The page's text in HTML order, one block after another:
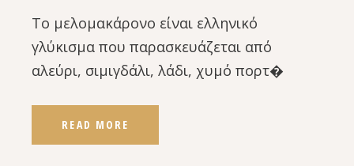
Το μελομακάρονο είναι ελληνικό
γλύκισμα που παρασκευάζεται από
αλεύρι, σιμιγδάλι, λάδι, χυμό πορτ�
READ MORE